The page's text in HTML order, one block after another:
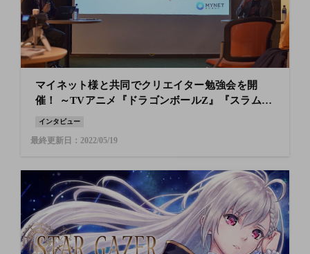
マイネット様と共同でクリエイター勉強会を開
催！ ～TVアニメ『ドラゴンボールZ』『スラムダ
ンク』キャラクターデザイン・作画監督の佐藤正
インタビュー
最終更新日：2022/05/19